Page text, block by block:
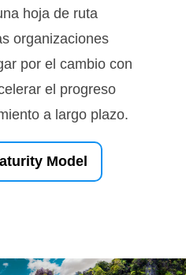
hoja de ruta
organizaciones
por el cambio con
el progreso
a largo plazo.
Model